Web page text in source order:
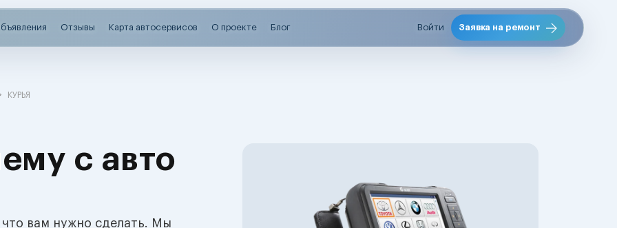
Отзывы Карта автосервисов О проекте Блог Войти Заявка на ремонт
КУРЬЯ
с авто
вам нужно сделать. Мы